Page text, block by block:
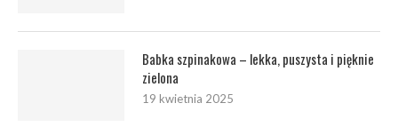
Babka szpinakowa – lekka, puszysta i pięknie
zielona
19 kwietnia 2025